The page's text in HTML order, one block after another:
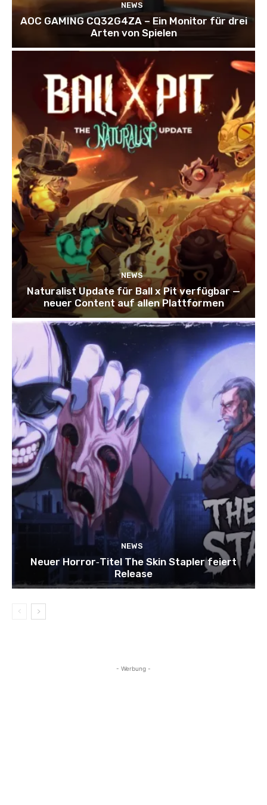
NEWS
AOC GAMING CQ32G4ZA – Ein Monitor für drei
Arten von Spielen
NEWS
Naturalist Update für Ball x Pit verfügbar —
neuer Content auf allen Plattformen
NEWS
Neuer Horror‑Titel The Skin Stapler feiert
Release
- Werbung -